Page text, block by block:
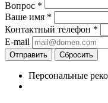
Вопрос *
Ваше имя *
Контактный телефон *
E-mail
Отправить Сбросить
Персональные